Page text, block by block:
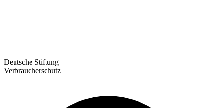
Deutsche Stiftung
Verbraucherschutz